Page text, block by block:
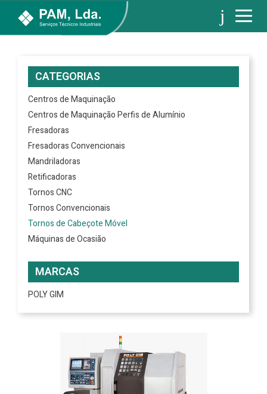
CATEGORIAS
Centros de Maquinação
Centros de Maquinação Perfis de Alumínio
Fresadoras
Fresadoras Convencionais
Mandriladoras
Retificadoras
Tornos CNC
Tornos Convencionais
Tornos de Cabeçote Móvel
Máquinas de Ocasião
MARCAS
POLY GIM